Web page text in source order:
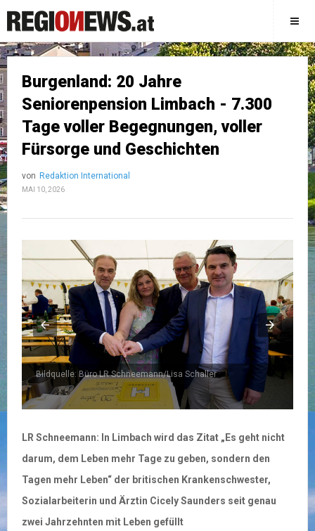
Burgenland: 20 Jahre
Seniorenpension Limbach - 7.300
Tage voller Begegnungen, voller
Fürsorge und Geschichten
von Redaktion International
MAI 10, 2026
Bildquelle: Büro LR Schneemann/Lisa Schaller
LR Schneemann: In Limbach wird das Zitat „Es geht nicht
darum, dem Leben mehr Tage zu geben, sondern den
Tagen mehr Leben“ der britischen Krankenschwester,
Sozialarbeiterin und Ärztin Cicely Saunders seit genau
zwei Jahrzehnten mit Leben gefüllt